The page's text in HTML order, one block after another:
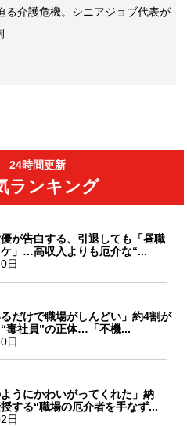
る介護危機。シニアジョブ代表が
24時間更新
ランキング
が告白する、引退しても「昼職
」…高収入よりも厄介な“...
日
るだけで職場がしんどい」約4割が
毒社員”の正体…「不機...
日
ようにかわいがってくれた」納
する“職場の厄介者を手なず...
日